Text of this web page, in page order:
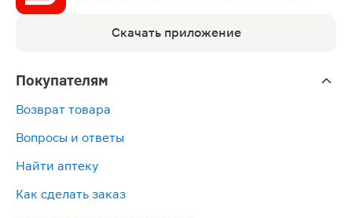
Скачать приложение
Покупателям
Возврат товара
Вопросы и ответы
Найти аптеку
Как сделать заказ